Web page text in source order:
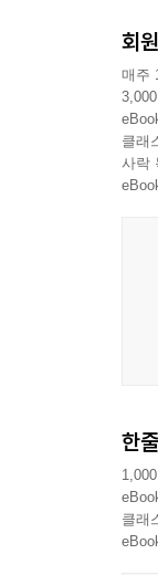
회
매주
클래
사락
한
클래